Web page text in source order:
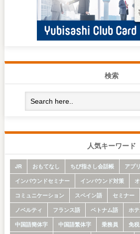
検索
人気キーワード
JR おもてなし ちび指さし会話帳 アプリ
インバウンドセミナー
インバウンド対策
コミュニケーション
スペイン語 セミナー
ノベルティ
フランス語 ベトナム語 ホ
中国語簡体字
中国語繁体字 乗務員 免税